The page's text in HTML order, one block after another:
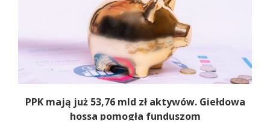
PPK mają już 53,76 mld zł aktywów. Giełdowa
hossa pomogła funduszom